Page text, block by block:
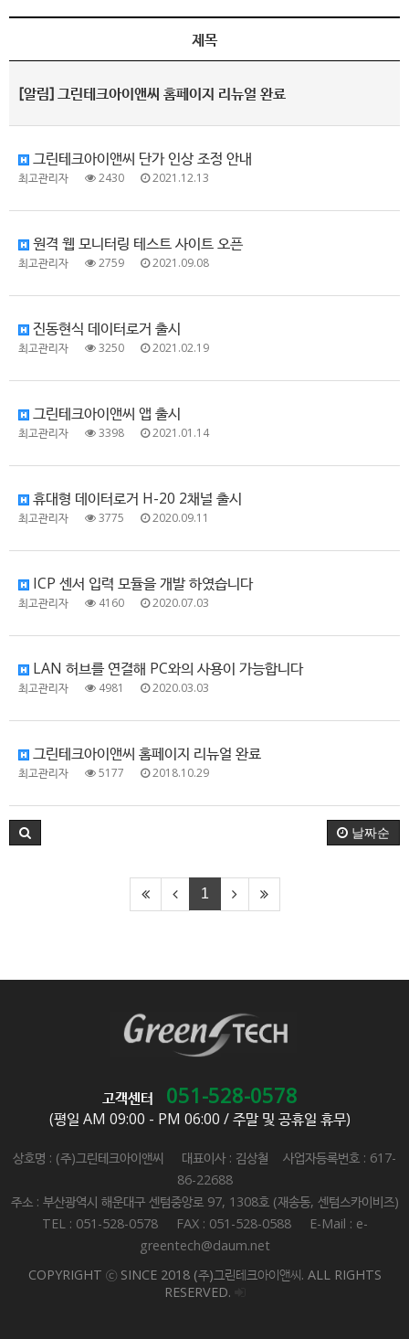
제목
[알림]그린테크아이앤씨 홈페이지 리뉴얼 완료
그린테크아이앤씨 단가 인상 조정 안내
최고관리자 2430 2021.12.13
원격 웹 모니터링 테스트 사이트 오픈
최고관리자 2759 2021.09.08
진동현식 데이터로거 출시
최고관리자 3250 2021.02.19
그린테크아이앤씨 앱 출시
최고관리자 3398 2021.01.14
휴대형 데이터로거 H-20 2채널 출시
최고관리자 3775 2020.09.11
ICP 센서 입력 모듈을 개발 하였습니다
최고관리자 4160 2020.07.03
LAN 허브를 연결해 PC와의 사용이 가능합니다
최고관리자 4981 2020.03.03
그린테크아이앤씨 홈페이지 리뉴얼 완료
최고관리자 5177 2018.10.29
날짜순
1
고객센터 051-528-0578
(평일 AM 09:00 - PM 06:00 / 주말 및 공휴일 휴무)
상호명 : (주)그린테크아이앤씨 대표이사 : 김상철 사업자등록번호 : 617-
86-22688
주소 : 부산광역시 해운대구 센텀중앙로 97, 1308호 (재송동, 센텀스카이비즈)
TEL : 051-528-0578 FAX : 051-528-0588 E-Mail : e-
greentech@daum.net
COPYRIGHT ⓒ SINCE 2018 (주)그린테크아이앤씨. ALL RIGHTS
RESERVED.